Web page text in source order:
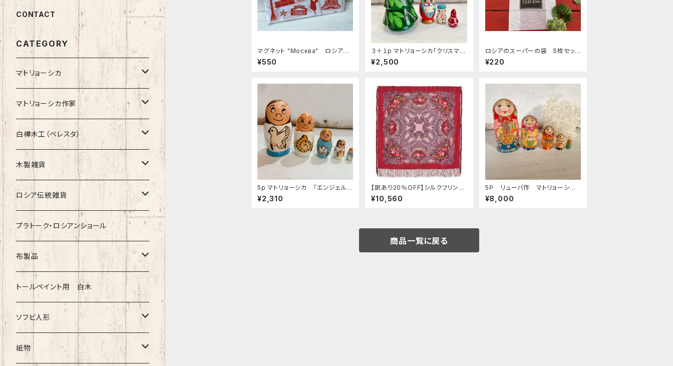
マグネット "Москва" ロシア土
産に最適 ZZ272
¥550
３＋１p マトリョーシカ「クリスマス
¥2,500
ロシアのスーパーの袋 5枚セッ
ト "thank you verymuch"(大)
¥220
5p マトリョーシカ 「エンジェル
白」 10.5cm
¥2,310
【訳あり20％OFF】シルクフリンジ
付きウールスカーフ ロシアンプラ
トーク 「蝶々の夢」125x125 cm
¥10,560
5Ｐ リューバ作 マトリョーシ
カ 「フルーツバスケット 赤」 1
1.5ｃｍ MTRy004
¥8,000
商品一覧に戻る
CONTACT
CATEGORY
マトリョーシカ
ノン入れ子マトリョーシカ
イコンモチーフ
クリスマス
ノリンスクの子達
動物マトリョーシカ
セミョーノフの子達
その他のマトショーシカ
キーロフの子達
マトリョーシカ作家
イリーナ・ヴァトゥルーシキナ
タマラ・コリエワ
ナジェジダ・イワンツォワ
リュボーフィ・ブズイキナ
タチアナ ドゥビニッチ
エレナ・イワンツォワ
バローニナ・マリヤ
ヴィクトル・ニキーチン
白樺木工（ベレスタ）
型押しの箱
キャニスター
白樺編み
トレイ・平皿
白樺靴
白樺その他
木製雑貨
ニードルケース・お針刺し
ベル・起きあがりこぼし
オルゴール
キッチン
イースターエッグ
小物入れ・ボトルケース
ロシア伝統雑貨
ホフロマ
アルハンゲリスク
ゴロジェッツ
ジョストボ
グジェリ
プラトーク・ロシアンショール
布製品
キッチンクロス
ソビエトデザイン 昔の布
切り売り布・リボン
トールペイント用 白木
ソフビ人形
現代物
紙物